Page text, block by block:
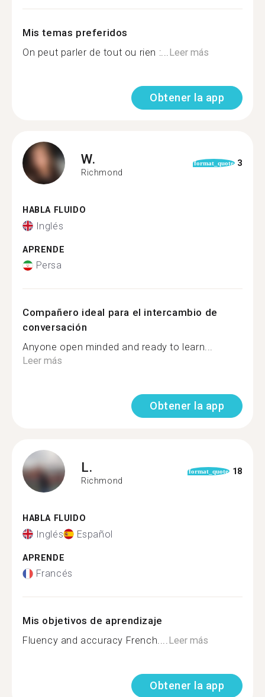
Mis temas preferidos
On peut parler de tout ou rien :...Leer más
Obtener la app
W.
Richmond
format_quote 3
HABLA FLUIDO
Inglés
APRENDE
Persa
Compañero ideal para el intercambio de
conversación
Anyone open minded and ready to learn...
Leer más
Obtener la app
L.
Richmond
format_quote 18
HABLA FLUIDO
Inglés Español
APRENDE
Francés
Mis objetivos de aprendizaje
Fluency and accuracy French....Leer más
Obtener la app